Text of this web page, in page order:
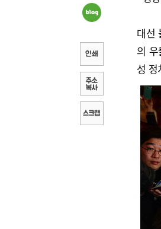
대선
의
성